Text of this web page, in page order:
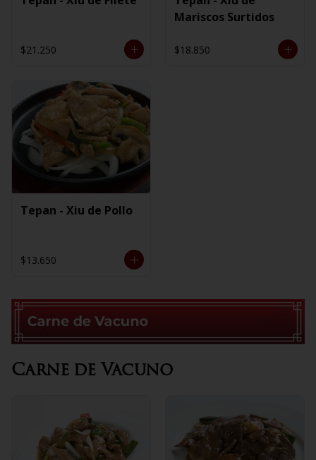
$21.250
Mariscos Surtidos
$18.850
Tepan - Xiu de Pollo
$13.650
Carne de Vacuno